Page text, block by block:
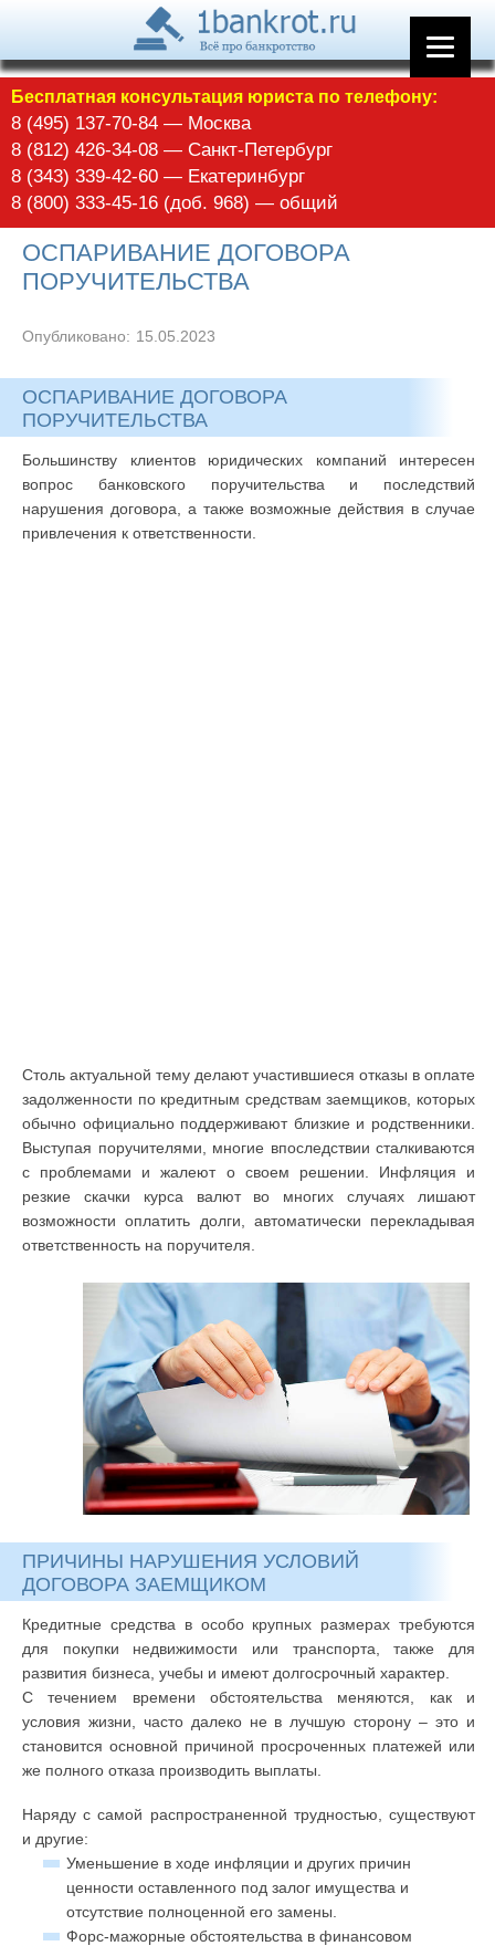
Бесплатная консультация юриста по телефону:
8 (495) 137-70-84 — Москва
8 (812) 426-34-08 — Санкт-Петербург
8 (343) 339-42-60 — Екатеринбург
8 (800) 333-45-16 (доб. 968) — общий
ОСПАРИВАНИЕ ДОГОВОРА
ПОРУЧИТЕЛЬСТВА
Опубликовано: 15.05.2023
ОСПАРИВАНИЕ ДОГОВОРА
ПОРУЧИТЕЛЬСТВА
Большинству клиентов юридических компаний интересен
вопрос банковского поручительства и последствий
нарушения договора, а также возможные действия в случае
привлечения к ответственности.
Столь актуальной тему делают участившиеся отказы в оплате
задолженности по кредитным средствам заемщиков, которых
обычно официально поддерживают близкие и родственники.
Выступая поручителями, многие впоследствии сталкиваются
с проблемами и жалеют о своем решении. Инфляция и
резкие скачки курса валют во многих случаях лишают
возможности оплатить долги, автоматически перекладывая
ответственность на поручителя.
ПРИЧИНЫ НАРУШЕНИЯ УСЛОВИЙ
ДОГОВОРА ЗАЕМЩИКОМ
Кредитные средства в особо крупных размерах требуются
для покупки недвижимости или транспорта, также для
развития бизнеса, учебы и имеют долгосрочный характер.
С течением времени обстоятельства меняются, как и
условия жизни, часто далеко не в лучшую сторону – это и
становится основной причиной просроченных платежей или
же полного отказа производить выплаты.
Наряду с самой распространенной трудностью, существуют
и другие:
Уменьшение в ходе инфляции и других причин
ценности оставленного под залог имущества и
отсутствие полноценной его замены.
Форс-мажорные обстоятельства в финансовом